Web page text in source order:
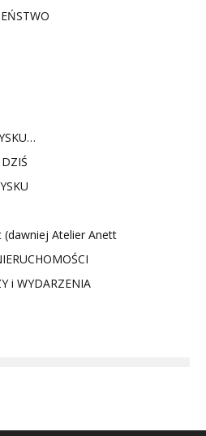
(dawniej Atelier Anett
i WYDARZENIA